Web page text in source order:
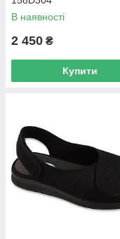
В наявності
2 450 ₴
Купити